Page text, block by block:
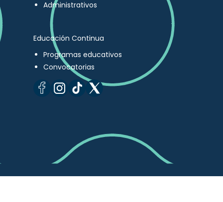
Administrativos
Educación Continua
Programas educativos
Convocatorias